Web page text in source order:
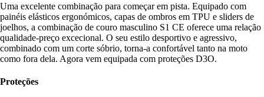
Uma excelente combinação para começar em pista. Equipado com
painéis elásticos ergonómicos, capas de ombros em TPU e sliders de
joelhos, a combinação de couro masculino S1 CE oferece uma relação
qualidade-preço excecional. O seu estilo desportivo e agressivo,
combinado com um corte sóbrio, torna-a confortável tanto na moto
como fora dela. Agora vem equipada com proteções D3O.
Proteções